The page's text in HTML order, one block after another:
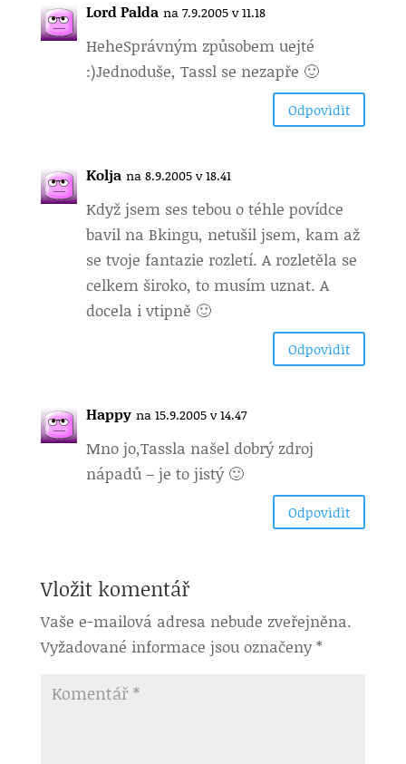
Lord Palda na 7.9.2005 v 11.18
HeheSprávným způsobem uejté
:)Jednoduše, Tassl se nezapře 🙂
Odpovìdìt
Kolja na 8.9.2005 v 18.41
Když jsem ses tebou o téhle povídce
bavil na Bkingu, netušil jsem, kam až
se tvoje fantazie rozletí. A rozletěla se
celkem široko, to musím uznat. A
docela i vtipně 🙂
Odpovìdìt
Happy na 15.9.2005 v 14.47
Mno jo,Tassla našel dobrý zdroj
nápadů – je to jistý 🙂
Odpovìdìt
Vložit komentář
Vaše e-mailová adresa nebude zveřejněna.
Vyžadované informace jsou označeny*